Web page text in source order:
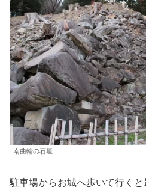
南曲輪の石垣
駐車場からお城へ歩いて行く